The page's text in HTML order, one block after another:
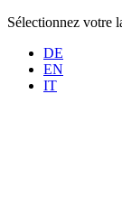
Sélectionnez votre
DE
EN
IT